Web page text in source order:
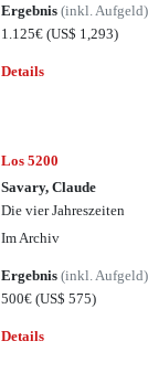
Ergebnis(inkl.
1.125€(US$ 1,293)
Details
Los 5200
Savary, Claude
Die vier Jahreszeiten
Im Archiv
Ergebnis(inkl.
500€(US$ 575)
Details